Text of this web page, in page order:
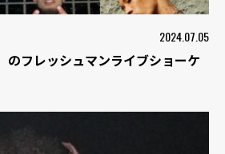
2024.07.05
のフレッシュマンライブショーケ